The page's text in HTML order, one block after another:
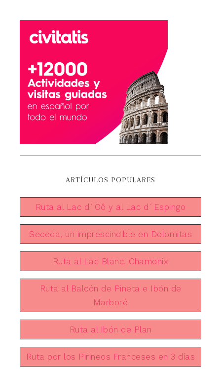
ARTÍCULOS POPULARES
Ruta al Lac d´Oô y al Lac d´Espingo
Seceda, un imprescindible en Dolomitas
Ruta al Lac Blanc, Chamonix
Ruta al Balcón de Pineta e Ibón de
Marboré
Ruta al Ibón de Plan
Ruta por los Pirineos Franceses en 3 días